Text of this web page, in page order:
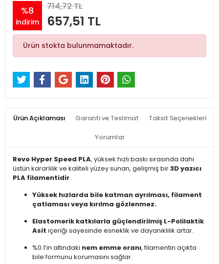
%8
indirim
714,72 TL
657,51 TL
Ürün stokta bulunmamaktadır.
Ürün Açıklaması Garanti ve Teslimat Taksit Seçenekleri
Yorumlar
Revo Hyper Speed PLA, yüksek hızlı baskı sırasında dahi
üstün kararlılık ve kaliteli yüzey sunan, gelişmiş bir3D yazıcı
PLA filamentidir.
Yüksek hızlarda bile katman ayrılması, filament
çatlaması veya kırılma gözlenmez.
Elastomerik katkılarla güçlendirilmiş L-Polilaktik
Asit içeriği sayesinde esneklik ve dayanıklılık artar.
%0.1’in altındaki nem emme oranı, filamentin açıkta
bile formunu korumasını sağlar.